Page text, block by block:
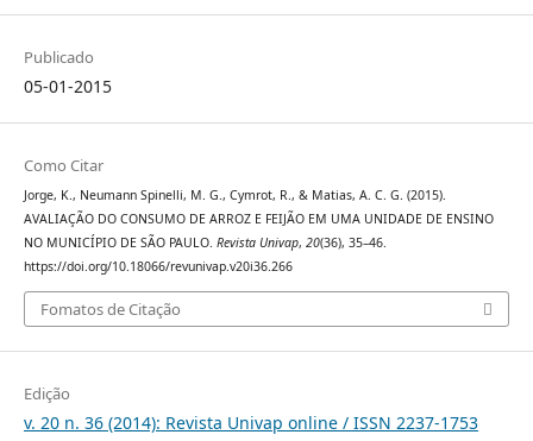
Publicado
05-01-2015
Como Citar
Jorge, K., Neumann Spinelli, M. G., Cymrot, R., & Matias, A. C. G. (2015).
AVALIAÇÃO DO CONSUMO DE ARROZ E FEIJÃO EM UMA UNIDADE DE ENSINO
NO MUNICÍPIO DE SÃO PAULO. Revista Univap, 20(36), 35–46.
https://doi.org/10.18066/revunivap.v20i36.266
Fomatos de Citação
Edição
v. 20 n. 36 (2014): Revista Univap online / ISSN 2237-1753